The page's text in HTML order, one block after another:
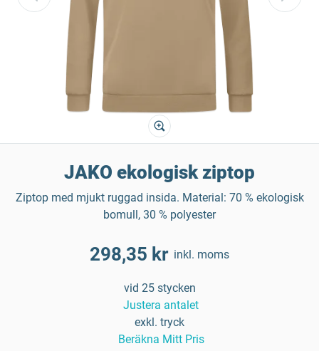
JAKO ekologisk ziptop
Ziptop med mjukt ruggad insida. Material: 70 % ekologisk
bomull, 30 % polyester
298,35 kr inkl. moms
vid 25 stycken
Justera antalet
exkl. tryck
Beräkna Mitt Pris